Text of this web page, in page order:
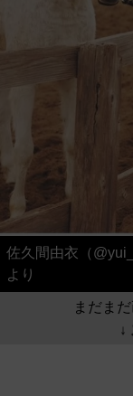
佐久間由衣（
より
まだま
↓